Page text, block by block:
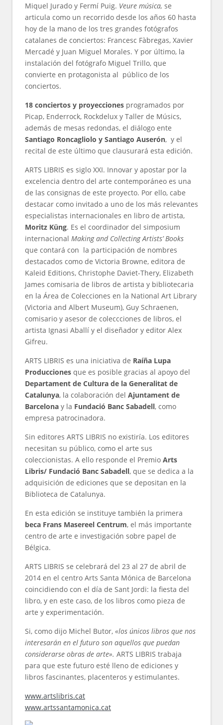
Miquel Jurado y Fermí Puig. Veure música, se
articula como un recorrido desde los años 60 hasta
hoy de la mano de los tres grandes fotógrafos
catalanes de conciertos: Francesc Fàbregas, Xavier
Mercadé y Juan Miguel Morales. Y por último, la
instalación del fotógrafo Miguel Trillo, que
convierte en protagonista al público de los
conciertos.
18 conciertos y proyecciones programados por
Picap, Enderrock, Rockdelux y Taller de Músics,
además de mesas redondas, el diálogo ente
Santiago Roncagliolo y Santiago Auserón, y el
recital de este último que clausurará esta edición.
ARTS LIBRIS es siglo XXI. Innovar y apostar por la
excelencia dentro del arte contemporáneo es una
de las consignas de este proyecto. Por ello, cabe
destacar como invitado a uno de los más relevantes
especialistas internacionales en libro de artista,
Moritz Küng. Es el coordinador del simposium
internacional Making and Collecting Artists’ Books
que contará con la participación de nombres
destacados como de Victoria Browne, editora de
Kaleid Editions, Christophe Daviet-Thery, Elizabeth
James comisaria de libros de artista y bibliotecaria
en la Área de Colecciones en la National Art Library
(Victoria and Albert Museum), Guy Schraenen,
comisario y asesor de coleccciones de libros, el
artista Ignasi Aballí y el diseñador y editor Alex
Gifreu.
ARTS LIBRIS es una iniciativa de Raíña Lupa
Producciones que es posible gracias al apoyo del
Departament de Cultura de la Generalitat de
Catalunya, la colaboración del Ajuntament de
Barcelona y la Fundació Banc Sabadell, como
empresa patrocinadora.
Sin editores ARTS LIBRIS no existiría. Los editores
necesitan su público, como el arte sus
coleccionistas. A ello responde el Premio Arts
Libris/ Fundació Banc Sabadell, que se dedica a la
adquisición de ediciones que se depositan en la
Biblioteca de Catalunya.
En esta edición se instituye también la primera
beca Frans Masereel Centrum, el más importante
centro de arte e investigación sobre papel de
Bélgica.
ARTS LIBRIS se celebrará del 23 al 27 de abril de
2014 en el centro Arts Santa Mónica de Barcelona
coincidiendo con el día de Sant Jordi: la fiesta del
libro, y en este caso, de los libros como pieza de
arte y experimentación.
Si, como dijo Michel Butor, «los únicos libros que nos
interesarán en el futuro son aquellos que puedan
considerarse obras de arte». ARTS LIBRIS trabaja
para que este futuro esté lleno de ediciones y
libros fascinantes, placenteros y estimulantes.
www.artslibris.cat
www.artssantamonica.cat